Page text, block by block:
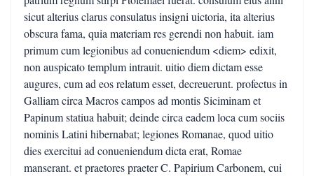
sicut alterius clarus consulatus insigni uictoria, ita alterius
obscura fama, quia materiam res gerendi non habuit. iam
primum cum legionibus ad conueniendum <diem> edixit,
non auspicato templum intrauit. uitio diem dictam esse
augures, cum ad eos relatum esset, decreuerunt. profectus in
Galliam circa Macros campos ad montis Siciminam et
Papinum statiua habuit; deinde circa eadem loca cum sociis
nominis Latini hibernabat; legiones Romanae, quod uitio
dies exercitui ad conueniendum dicta erat, Romae
manserant. et praetores praeter C. Papirium Carbonem, cui